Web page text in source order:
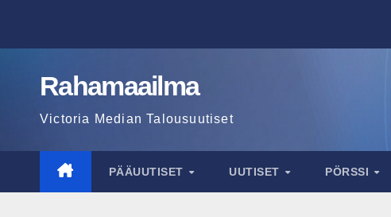
Rahamaailma
Victoria Median Talousuutiset
PÄÄUUTISET UUTISET PÖRSSI